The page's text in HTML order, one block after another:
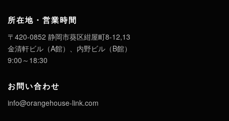
所在地・営業時間
〒420-0852 静岡市葵区紺屋町8-12,13
金清軒ビル（A館）、内野ビル（B館）
9:00～18:30
お問い合わせ
info@orangehouse-link.com